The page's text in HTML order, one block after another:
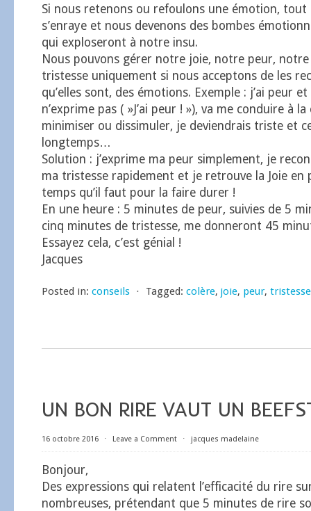
Si nous retenons ou refoulons une émotion, tout
s’enraye et nous devenons des bombes
qui exploseront à notre insu.
Nous pouvons gérer notre joie, notre peur,
tristesse uniquement si nous acceptons de les
qu’elles sont, des émotions. Exemple : j’ai peur
n’exprime pas ( »J’ai peur ! »), va me conduire à
minimiser ou dissimuler, je deviendrais triste et
longtemps…
Solution : j’exprime ma peur simplement, je
ma tristesse rapidement et je retrouve la Joie
temps qu’il faut pour la faire durer !
En une heure : 5 minutes de peur, suivies de 5
cinq minutes de tristesse, me donneront 45
Essayez cela, c’est génial !
Jacques
Posted in: conseils ⋅ Tagged: colère, joie, peur, tristesse
UN BON RIRE VAUT UN
16 octobre 2016 ⋅ Leave a Comment ⋅ jacques madelaine
Bonjour,
Des expressions qui relatent l’efficacité du rire
nombreuses, prétendant que 5 minutes de rire